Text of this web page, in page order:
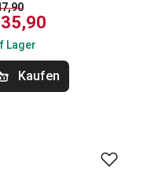
Lager
Kaufen